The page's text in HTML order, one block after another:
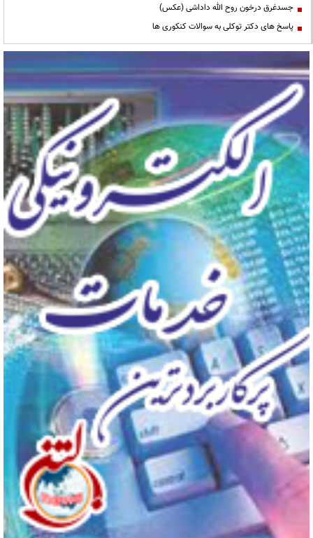
جسدغرق درخون روح الله داداشی (عکس)
پاسخ های دکتر توکلی به سوالات کنکوری ها